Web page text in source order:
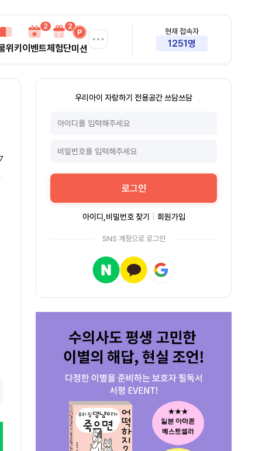
위키 이벤트
2
체험단
2
미션
현재 접속자
1251명
7
우리아이 자랑하기 전용공간 쓰담쓰담
로그인
아이디,비밀번호 찾기 회원가입
SNS 계정으로 로그인